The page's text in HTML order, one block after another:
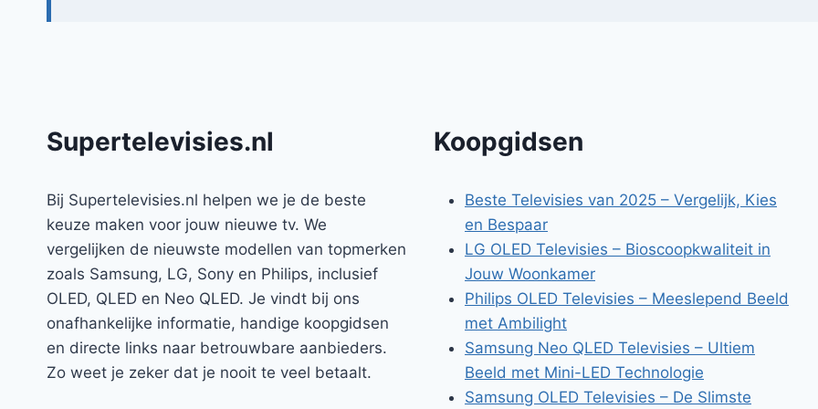
Supertelevisies.nl
Bij Supertelevisies.nl helpen we je de beste
keuze maken voor jouw nieuwe tv. We
vergelijken de nieuwste modellen van topmerken
zoals Samsung, LG, Sony en Philips, inclusief
OLED, QLED en Neo QLED. Je vindt bij ons
onafhankelijke informatie, handige koopgidsen
en directe links naar betrouwbare aanbieders.
Zo weet je zeker dat je nooit te veel betaalt.
Koopgidsen
Beste Televisies van 2025 – Vergelijk, Kies
en Bespaar
LG OLED Televisies – Bioscoopkwaliteit in
Jouw Woonkamer
Philips OLED Televisies – Meeslepend Beeld
met Ambilight
Samsung Neo QLED Televisies – Ultiem
Beeld met Mini-LED Technologie
Samsung OLED Televisies – De Slimste